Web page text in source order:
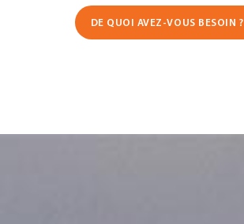
DE QUOI AVEZ-VOUS BESOIN ?